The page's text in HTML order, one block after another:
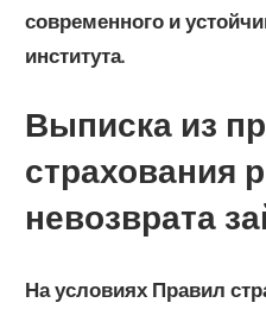
современного и
института.
Выписка из
страхования
невозврата
На условиях Правил